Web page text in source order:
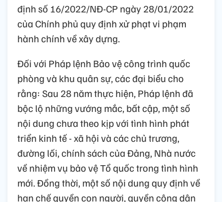
định số 16/2022/NĐ-CP ngày 28/01/2022
của Chính phủ quy định xử phạt vi phạm
hành chính về xây dựng.
Đối với Pháp lệnh Bảo vệ công trình quốc
phòng và khu quân sự, các đại biểu cho
rằng: Sau 28 năm thực hiện, Pháp lệnh đã
bộc lộ những vướng mắc, bất cập, một số
nội dung chưa theo kịp với tình hình phát
triển kinh tế - xã hội và các chủ trương,
đường lối, chính sách của Đảng, Nhà nước
về nhiệm vụ bảo vệ Tổ quốc trong tình hình
mới. Đồng thời, một số nội dung quy định về
hạn chế quyền con người, quyền công dân